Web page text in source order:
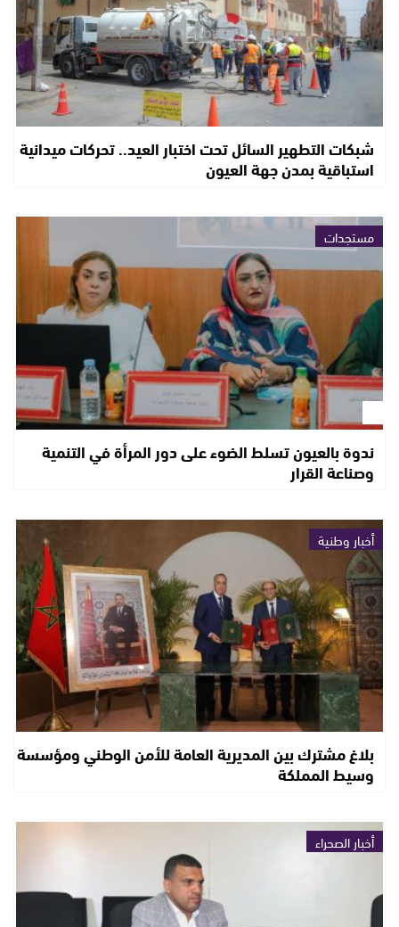
شبكات التطهير السائل تحت اختبار العيد.. تحركات ميدانية
استباقية بمدن جهة العيون
مستجدات
ندوة بالعيون تسلط الضوء على دور المرأة في التنمية
وصناعة القرار
أخبار وطنية
بلاغ مشترك بين المديرية العامة للأمن الوطني ومؤسسة
وسيط المملكة
أخبار الصحراء